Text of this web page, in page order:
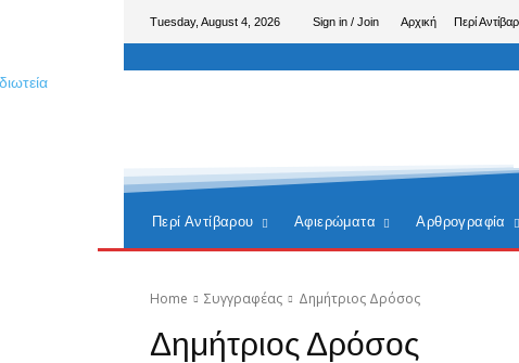
Tuesday, August 4, 2026 Sign in / Join Αρχική Περί
Περί Αντίβαρου Αφιερώματα Αρθρογραφία
Home Συγγραφέας Δημήτριος Δρόσος
Δημήτριος Δρόσος